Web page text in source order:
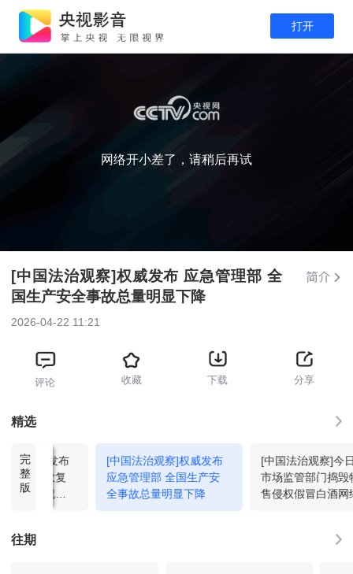
打开
网络开小差了，请稍后再试
[中国法治观察]权威发布 应急管理部 全
国生产安全事故总量明显下降
2026-04-22 11:21
评论 收藏 下载 分享
精选
完
整
版
察]权威发布
一批行政复
涉及新就业
[中国法治观察]权威发布
应急管理部 全国生产安
全事故总量明显下降
[中国法治观察]今
市场监管部门捣毁
售侵权假冒白酒网
往期
23:59
00:32 剧懂法2026-41 回看
夕阳红-2026-218